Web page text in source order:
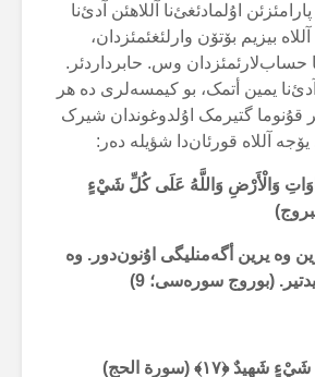
اۇلمادئغئ‌نا آللاهئن آدئ‌نا
بیزیم بۆتۆن وارلئغئمئزدان،
حساب‌لارئمئزدان وس. حابرداردئر.
یمین أتمک، بو کیمسەلری دە هر
قۇنوما گتیرمک اۇلدوغوندان شیرک
آللاە قورئان‌دا شؤیلە دەر:
وَالْأَرْضِ وَاللَّهُ عَلَى كُلِّ شَيْءٍ
وە یرین أگەمنلیگی اۇنون‌دور. وە
(بوروج سورەسی؛ 9
)
شَيْءٍ شَهِيدٌ ﴿۱۷﴾ (سورة الحج)